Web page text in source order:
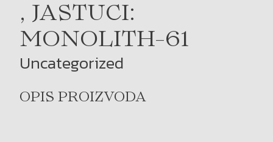
, JASTUCI:
MONOLITH-61
Uncategorized
OPIS PROIZVODA